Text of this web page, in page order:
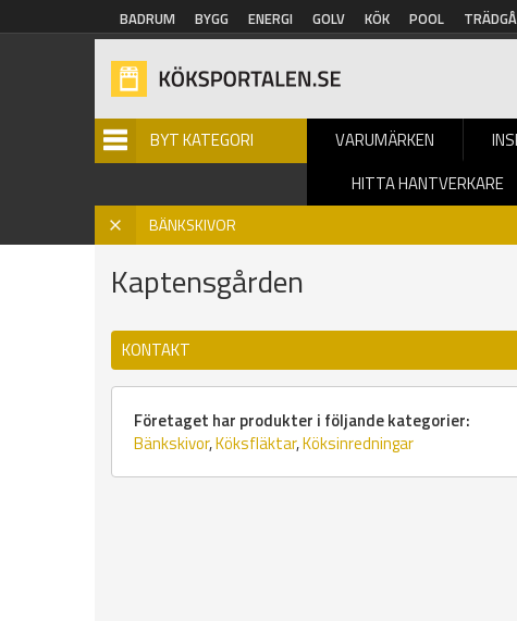
Hoppa till huvudinnehåll
BADRUM BYGG ENERGI GOLV KÖK POOL
BYT KATEGORI VARUMÄRKEN
HITTA HANTVERKARE
BÄNKSKIVOR
Hem »Bänkskivor»
Kaptensgården
KONTAKT
Företaget har produkter i följande kategorier:
Bänkskivor,Köksfläktar,Köksinredningar